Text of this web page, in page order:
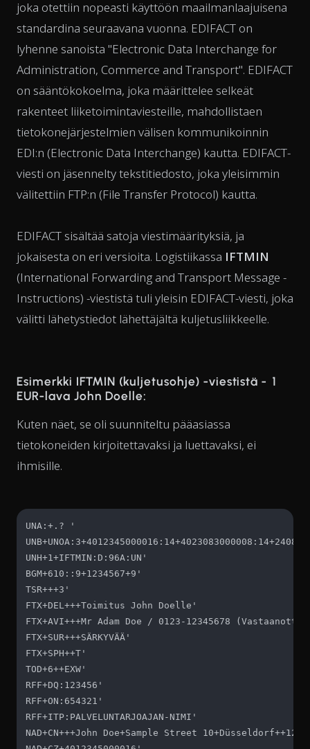
joka otettiin nopeasti käyttöön maailmanlaajuisena
standardina seuraavana vuonna. EDIFACT on
lyhenne sanoista "Electronic Data Interchange for
Administration, Commerce and Transport". EDIFACT
on sääntökokoelma, joka määrittelee selkeät
rakenteet liiketoimintaviesteille, mahdollistaen
tietokonejärjestelmien välisen kommunikoinnin
EDI:n (Electronic Data Interchange) kautta. EDIFACT-
viesti on jäsennelty tekstitiedosto, joka yleisimmin
välitettiin FTP:n (File Transfer Protocol) kautta.
EDIFACT sisältää satoja viestimäärityksiä, ja
jokaisesta on eri versioita. Logistiikassa IFTMIN
(International Forwarding and Transport Message -
Instructions) -viestistä tuli yleisin EDIFACT-viesti, joka
välitti lähetystiedot lähettäjältä kuljetusliikkeelle.
Esimerkki IFTMIN (kuljetusohje) -viestistä - 1
EUR-lava John Doelle:
Kuten näet, se oli suunniteltu pääasiassa
tietokoneiden kirjoitettavaksi ja luettavaksi, ei
ihmisille.
UNA:+.? '
UNH+1+IFTMIN:D:96A:UN'
BGM+610::9+1234567+9'
TSR+++3'
FTX+DEL+++Toimitus John Doelle'
FTX+AVI+++Mr Adam Doe / 0123-12345678
FTX+SUR+++SÄRKYVÄÄ'
FTX+SPH++T'
TOD+6++EXW'
RFF+DQ:123456'
RFF+ON:654321'
RFF+ITP:PALVELUNTARJOAJAN-NIMI'
NAD+CN+++John Doe+Sample Street